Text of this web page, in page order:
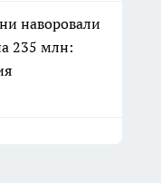
наворовали
235 млн: